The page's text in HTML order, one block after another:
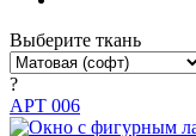
Выберите ткань
?
АРТ 006